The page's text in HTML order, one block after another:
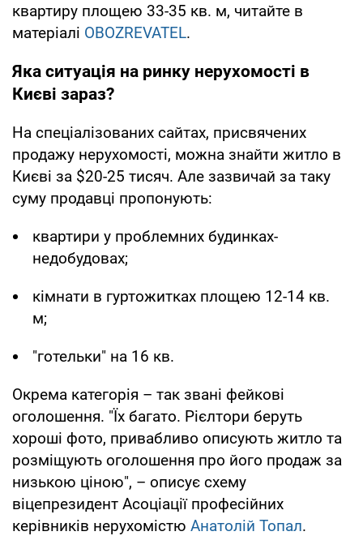
квартиру площею 33-35 кв. м, читайте в
матеріалі OBOZREVATEL.
Яка ситуація на ринку нерухомості в
Києві зараз?
На спеціалізованих сайтах, присвячених
продажу нерухомості, можна знайти житло в
Києві за $20-25 тисяч. Але зазвичай за таку
суму продавці пропонують:
квартири у проблемних будинках-
недобудовах;
кімнати в гуртожитках площею 12-14 кв.
м;
"готельки" на 16 кв.
Окрема категорія – так звані фейкові
оголошення. "Їх багато. Рієлтори беруть
хороші фото, привабливо описують житло та
розміщують оголошення про його продаж за
низькою ціною", – описує схему
віцепрезидент Асоціації професійних
керівників нерухомістю Анатолій Топал.